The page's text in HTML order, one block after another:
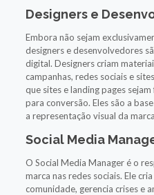
Designers e
Embora não sejam
designers e desenvolvedores
digital. Designers criam
campanhas, redes sociais e
que sites e landing pages
para conversão. Eles são a
a representação visual da
Social Media
O Social Media Manager é o
marca nas redes sociais. Ele
comunidade, gerencia crises e